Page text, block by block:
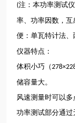
(注：本功率测试
率、功率因数，
便：单瓦特计法
仪器特点：
体积小巧（
储容量大。
风速测量时可以多
功率测试部分通过